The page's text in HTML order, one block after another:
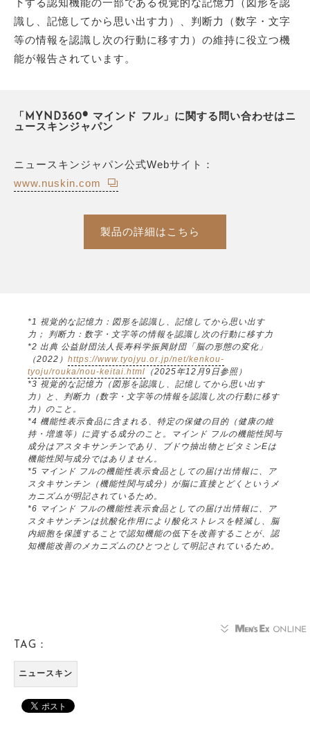
下する認知機能の一部である視覚的な記憶力（図形を認
識し、記憶してから思い出す力）、判断力（数字・文字
等の情報を認識し次の行動に移す力）の維持に役立つ機
能が報告されています。
「MYND360® マインド フル」に関する問い合わせはニ
ュースキンジャパン
ニュースキンジャパン公式Webサイト：
www.nuskin.com
製品の詳細はこちら
*1 視覚的な記憶力：図形を認識し、記憶してから思い出す
力； 判断力：数字・文字等の情報を認識し次の行動に移す力
*2 出典 公益財団法人長寿科学振興財団「脳の形態の変化」
（2022） https://www.tyojyu.or.jp/net/kenkou-
tyoju/rouka/nou-keitai.html （2025年12月9日参照）
*3 視覚的な記憶力（図形を認識し、記憶してから思い出す
力）と、判断力（数字・文字等の情報を認識し次の行動に移す
力）のこと。
*4 機能性表示食品に含まれる、特定の保健の目的（健康の維
持・増進等）に資する成分のこと。マインド フルの機能性関与
成分はアスタキサンチンであり、ブドウ抽出物とビタミンEは
機能性関与成分ではありません。
*5 マインド フルの機能性表示食品としての届け出情報に、ア
スタキサンチン（機能性関与成分）が脳に直接とどくというメ
カニズムが明記されているため。
*6 マインド フルの機能性表示食品としての届け出情報に、ア
スタキサンチンは抗酸化作用により酸化ストレスを軽減し、脳
内細胞を保護することで認知機能の低下を改善することが、認
知機能改善のメカニズムのひとつとして明記されているため。
TAG：
ニュースキン